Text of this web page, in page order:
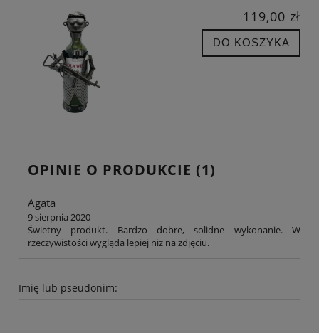
119,00 zł
DO KOSZYKA
OPINIE O PRODUKCIE (1)
Agata
9 sierpnia 2020
Świetny produkt. Bardzo dobre, solidne wykonanie. W
rzeczywistości wygląda lepiej niż na zdjęciu.
Imię lub pseudonim: